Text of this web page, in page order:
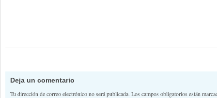
Deja un comentario
Tu dirección de correo electrónico no será publicada. Los campos obligatorios están